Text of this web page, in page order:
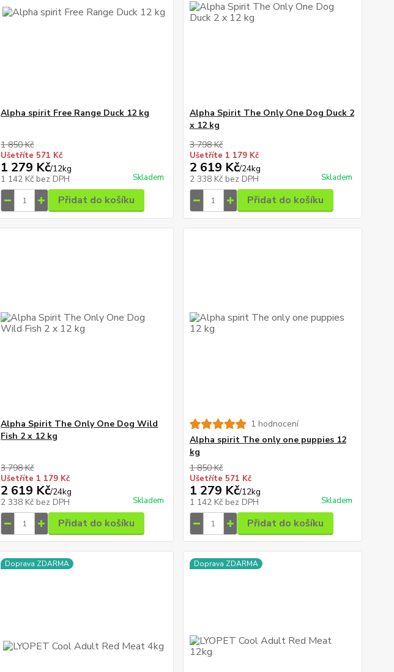
Alpha spirit Free Range Duck 12 kg
1 850 Kč
Ušetříte 571 Kč
1 279 Kč/12kg
1 142 Kč bez DPH Skladem
Přidat do košíku
Alpha Spirit The Only One Dog Duck 2
x 12 kg
3 798 Kč
Ušetříte 1 179 Kč
2 619 Kč/24kg
2 338 Kč bez DPH Skladem
Přidat do košíku
Alpha Spirit The Only One Dog Wild
Fish 2 x 12 kg
3 798 Kč
Ušetříte 1 179 Kč
2 619 Kč/24kg
2 338 Kč bez DPH Skladem
Přidat do košíku
1 hodnocení
Alpha spirit The only one puppies 12
kg
1 850 Kč
Ušetříte 571 Kč
1 279 Kč/12kg
1 142 Kč bez DPH Skladem
Přidat do košíku
Doprava ZDARMA Doprava ZDARMA